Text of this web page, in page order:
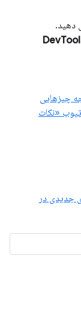
چیزهایی
«نکات
جدیدی در